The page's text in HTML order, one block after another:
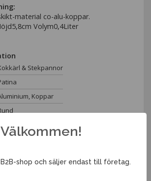
material co-alu-koppar.
Volym0,4Liter
& Stekpannor
Koppar
5,8cm
10cm
Välkommen!
shop och säljer endast till företag.